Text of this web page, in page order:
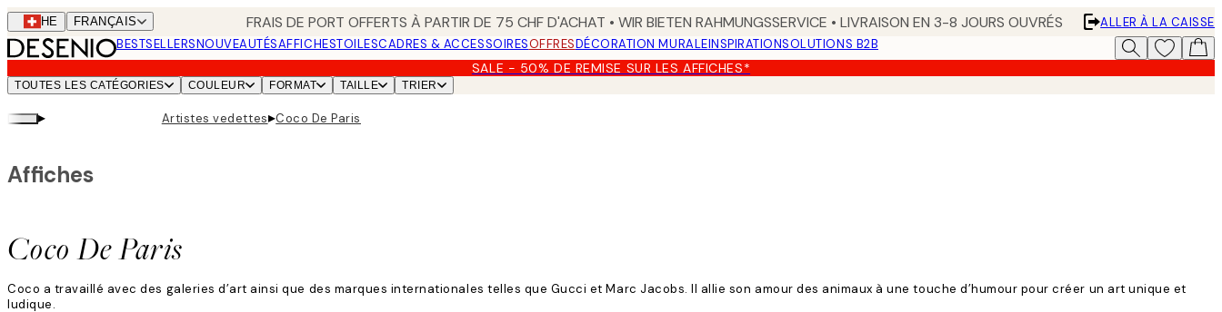
Skip
to
main
content.
CHE FRANÇAIS FRAIS DE PORT OFFERTS À PARTIR DE 75 CHF D'ACHAT • WIR BIETEN RAHMUNGSSERVICE • LIVRAISON EN 3-8 JOURS OUVRÉS
ALLER À LA CAISSE
BESTSELLERSNOUVEAUTÉSAFFICHESTOILESCADRES & ACCESSOIRESOFFRESDÉCORATION MURALEINSPIRATIONSOLUTIONS B2B
SALE - 50% DE REMISE SUR LES AFFICHES*
TOUTES LES CATÉGORIES COULEUR FORMAT TAILLE TRIER
▸ Artistes vedettes▸Coco De Paris
Coco De Paris
Affiches
Coco a travaillé avec des galeries d’art ainsi que des marques internationales telles que Gucci et Marc Jacobs. Il allie son amour des animaux à une touche d’humour pour créer un art unique et
ludique.